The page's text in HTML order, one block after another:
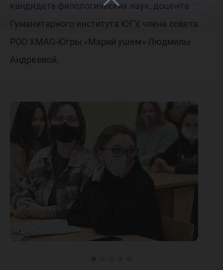
кандидата филологических наук, доцента
Гуманитарного института ЮГУ, члена совета
РОО ХМАО-Югры «Марий ушем» Людмилы
Андреевой.